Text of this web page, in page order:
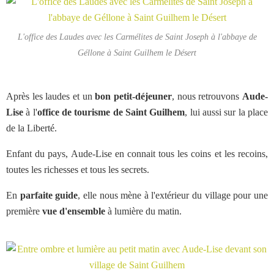
L'office des Laudes avec les Carmélites de Saint Joseph à l'abbaye de
Géllone à Saint Guilhem le Désert
Après les laudes et unbon petit-déjeuner, nous retrouvons Aude-
Lise à l'office de tourisme de Saint Guilhem, lui aussi sur la place
de la Liberté.
Enfant du pays, Aude-Lise en connait tous les coins et les recoins,
toutes les richesses et tous les secrets.
En parfaite guide, elle nous mène à l'extérieur du village pour une
première vue d'ensemble à lumière du matin.